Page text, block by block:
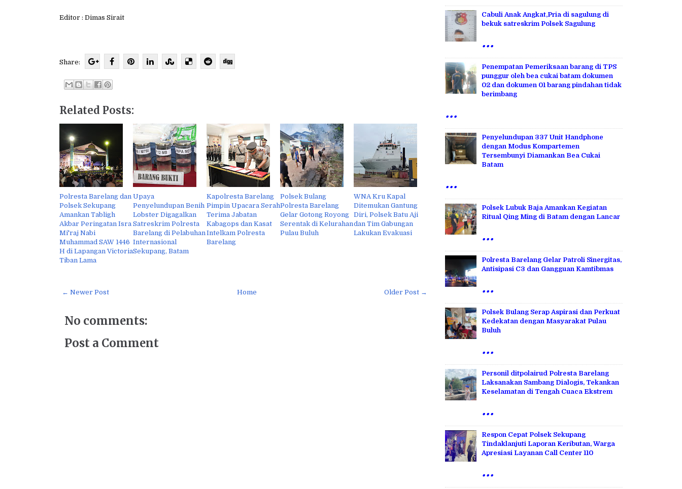
Editor : Dimas Sirait
Share:
Related Posts:
Polresta Barelang dan
Polsek Sekupang
Amankan Tabligh
Akbar Peringatan Isra
Mi'raj Nabi
Muhammad SAW 1446
H di Lapangan Victoria
Tiban Lama
Upaya
Penyelundupan Benih
Lobster Digagalkan
Satreskrim Polresta
Barelang di Pelabuhan
Internasional
Sekupang, Batam
Kapolresta Barelang
Pimpin Upacara Serah
Terima Jabatan
Kabagops dan Kasat
Intelkam Polresta
Barelang
Polsek Bulang
Polresta Barelang
Gelar Gotong Royong
Serentak di Kelurahan
Pulau Buluh
WNA Kru Kapal
Ditemukan Gantung
Diri, Polsek Batu Aji
dan Tim Gabungan
Lakukan Evakuasi
← Newer Post Older Post →
Home
No comments:
Post a Comment
Cabuli Anak Angkat,Pria di sagulung di
bekuk satreskrim Polsek Sagulung
...
Penempatan Pemeriksaan barang di TPS
punggur oleh bea cukai batam dokumen
02 dan dokumen 01 barang pindahan tidak
berimbang
...
Penyelundupan 337 Unit Handphone
dengan Modus Kompartemen
Tersembunyi Diamankan Bea Cukai
Batam
...
Polsek Lubuk Baja Amankan Kegiatan
Ritual Qing Ming di Batam dengan Lancar
...
Polresta Barelang Gelar Patroli Sinergitas,
Antisipasi C3 dan Gangguan Kamtibmas
...
Polsek Bulang Serap Aspirasi dan Perkuat
Kedekatan dengan Masyarakat Pulau
Buluh
...
Personil ditpolairud Polresta Barelang
Laksanakan Sambang Dialogis, Tekankan
Keselamatan di Tengah Cuaca Ekstrem
...
Respon Cepat Polsek Sekupang
Tindaklanjuti Laporan Keributan, Warga
Apresiasi Layanan Call Center 110
...